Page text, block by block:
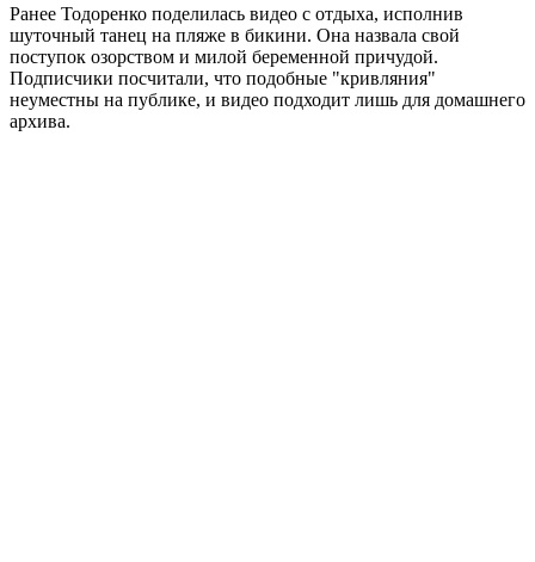
Ранее Тодоренко поделилась видео с отдыха, исполнив
шуточный танец на пляже в бикини. Она назвала свой
поступок озорством и милой беременной причудой.
Подписчики посчитали, что подобные "кривляния"
неуместны на публике, и видео подходит лишь для домашнего
архива.